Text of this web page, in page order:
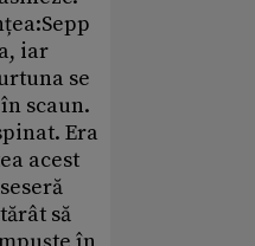
iar
se
scaun.
Era
acest
să